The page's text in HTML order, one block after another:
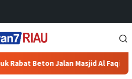
Jalan Masjid Al Faqih